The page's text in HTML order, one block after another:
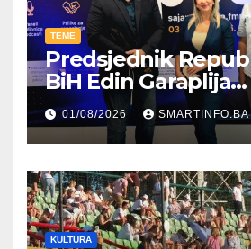
TEME
Predsjednik
BiH Edin Garaplija
prisustvovao
Federalnog sajma
zapošljavanja
01/08/2026 SMARTINFO.BA
KULTURA